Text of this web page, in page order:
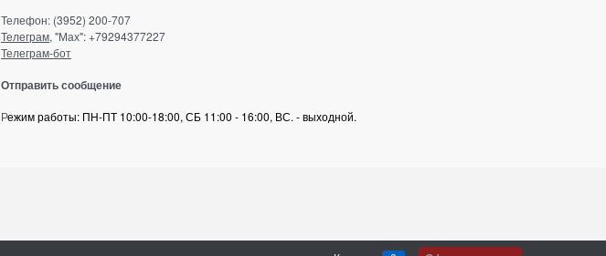
Телефон: (3952) 200-707
Телеграм, "Мах": +79294377227
Телеграм-бот
Отправить сообщение
Режим работы: ПН-ПТ 10:00-18:00, СБ 11:00 - 16:00, ВС. - выходной.